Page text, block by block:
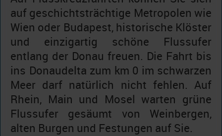
auf geschichtsträchtige Metropolen wie
Wien oder Budapest, historische Klöster
und einzigartig schöne Flussufer
entlang der Donau freuen. Die Fahrt bis
ins Donaudelta zum km 0 im schwarzen
Meer darf natürlich nicht fehlen. Auf
Rhein, Main und Mosel warten grüne
Flussufer gesäumt von Weinbergen,
alten Burgen und Festungen auf Sie.